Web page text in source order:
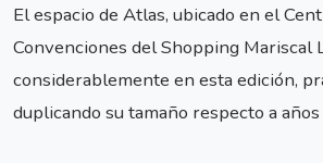
El espacio de Atlas, ubicado en el
Convenciones del Shopping Mariscal
considerablemente en esta edición,
duplicando su tamaño respecto a